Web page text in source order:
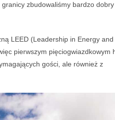
zbudowaliśmy bardzo dobry
LEED (Leadership in Energy and
pierwszym pięciogwiazdkowym
gości, ale również z